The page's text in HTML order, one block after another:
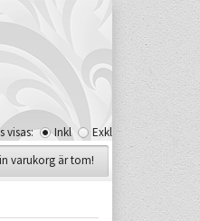
visas: Inkl
Exkl
varukorg är tom!